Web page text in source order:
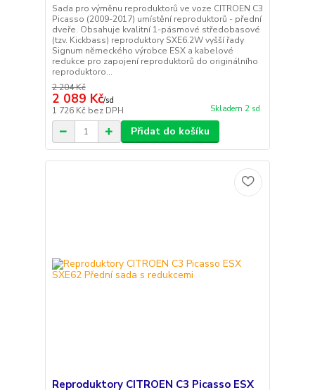
Sada pro výměnu reproduktorů ve voze CITROEN C3
Picasso (2009-2017) umístění reproduktorů - přední
dveře. Obsahuje kvalitní 1-pásmové středobasové
(tzv. Kickbass) reproduktory SXE6.2W vyšší řady
Signum německého výrobce ESX a kabelové
redukce pro zapojení reproduktorů do originálního
reproduktoro...
2 204 Kč
2 089 Kč/sd
1 726 Kč bez DPH Skladem 2 sd
Přidat do košíku
Reproduktory CITROEN C3 Picasso ESX